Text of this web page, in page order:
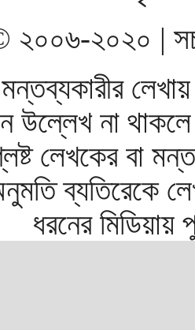
২০০৬-২০২০ |
উল্লেখ না
লেখকের বা
ব্যতিরেকে
ধরনের মিডিয়ায়